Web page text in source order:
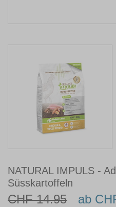
NATURAL IMPULS -
Süsskartoffeln
CHF 14.95 ab